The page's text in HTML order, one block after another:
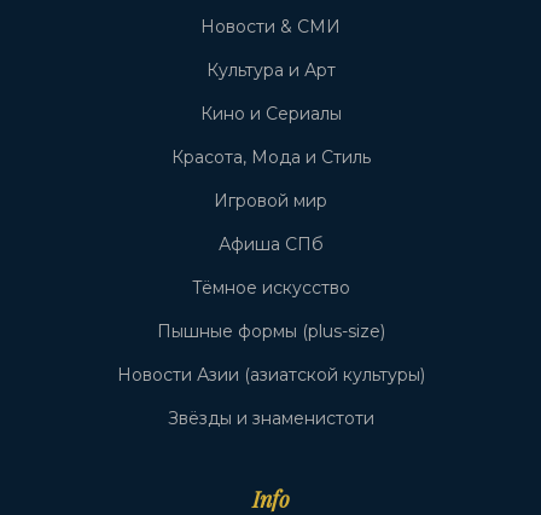
Новости & СМИ
Культура и Арт
Кино и Сериалы
Красота, Мода и Стиль
Игровой мир
Афиша СПб
Тёмное искусство
Пышные формы (plus-size)
Новости Азии (азиатской культуры)
Звёзды и знаменистоти
Info